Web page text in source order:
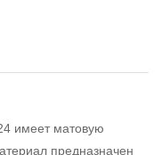
имеет матовую
предназначен